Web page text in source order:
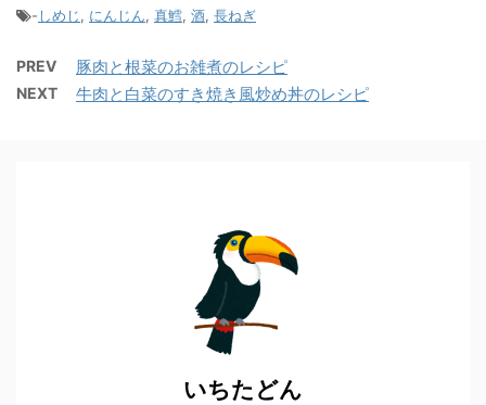
-しめじ, にんじん, 真鱈, 酒, 長ねぎ
PREV 豚肉と根菜のお雑煮のレシピ
NEXT 牛肉と白菜のすき焼き風炒め丼のレシピ
いちたどん